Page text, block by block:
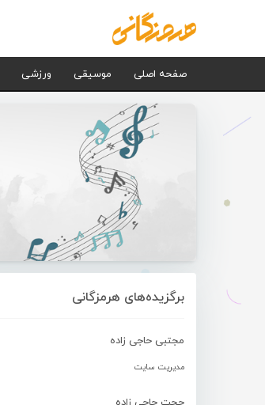
صفحه اصلی موسیقی ورزشی
برگزیده‌های هرمزگانی
مجتبی حاجی زاده
مدیریت سایت